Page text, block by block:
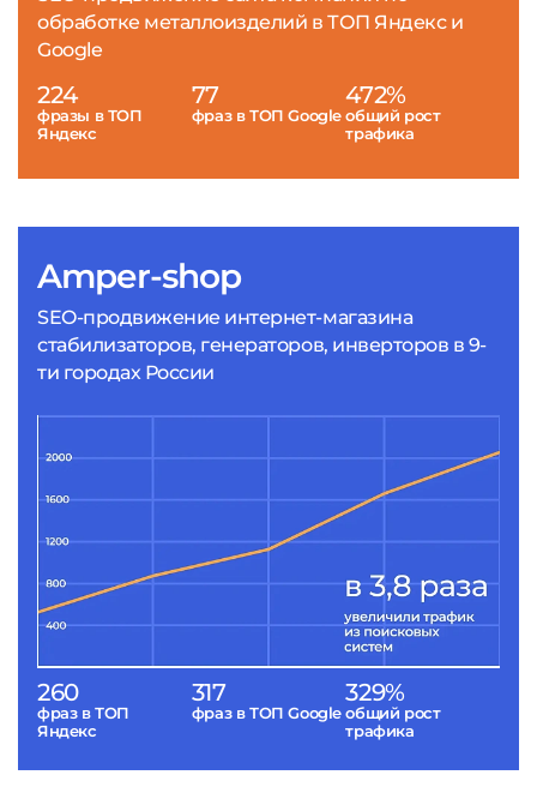
Amper-shop
SEO-продвижение интернет-магазина
стабилизаторов, генераторов, инверторов в 9-
ти городах России
260
фраз в ТОП
Яндекс
317
фраз в ТОП Google
329%
общий рост
трафика
обработке металлоизделий в ТОП Яндекс и
Google
224
фразы в ТОП
Яндекс
77
фраз в ТОП Google
472%
общий рост
трафика